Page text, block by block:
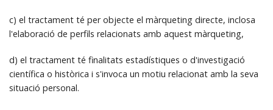
c) el tractament té per objecte el màrqueting directe, inclosa
l'elaboració de perfils relacionats amb aquest màrqueting,
d) el tractament té finalitats estadístiques o d'investigació
científica o històrica i s'invoca un motiu relacionat amb la seva
situació personal.